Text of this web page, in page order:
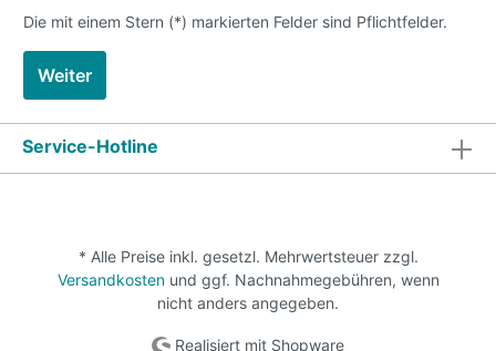
Die mit einem Stern (*) markierten Felder sind Pflichtfelder.
Weiter
Service-Hotline
* Alle Preise inkl. gesetzl. Mehrwertsteuer zzgl.
Versandkostenund ggf. Nachnahmegebühren, wenn
nicht anders angegeben.
Realisiert mit Shopware